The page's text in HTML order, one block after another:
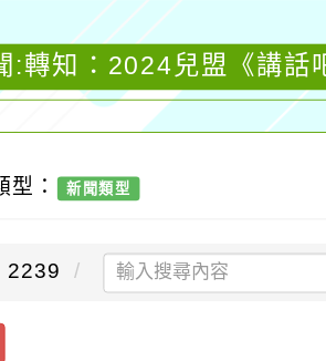
:轉知：2024兒盟《講話
型： 新聞類型
2239